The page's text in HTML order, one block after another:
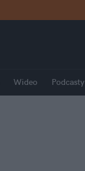
Wideo Podcasty